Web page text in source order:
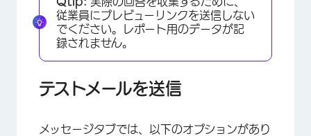
×
従業員にプレビューリンクを送信しない
でください。レポート用のデータが記
録されません。
テストメールを送信
メッセージタブでは、以下のオプションがあり